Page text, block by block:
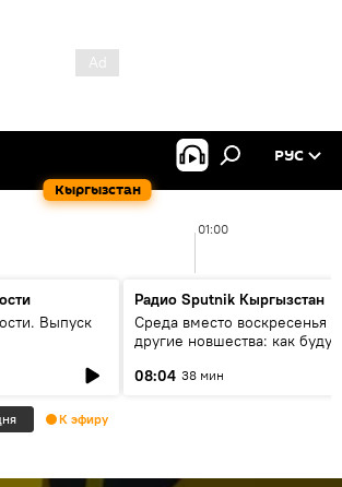
Кыргызстан
РУС
01:00
Выпуск
Радио Sputnik Кыргызстан
Среда вместо воскресенья и
другие новшества: как будут
08:04 38 мин
К эфиру